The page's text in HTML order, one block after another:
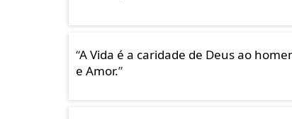
“A Vida é a caridade de Deus ao
e Amor.”